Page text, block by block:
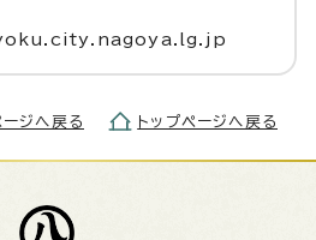
ジへ戻る トップページへ戻る